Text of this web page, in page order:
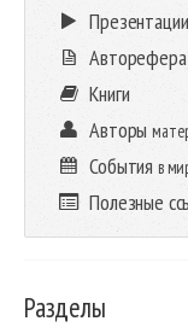
Презентации
Книги
Авторы
События в
Полезные
Разделы